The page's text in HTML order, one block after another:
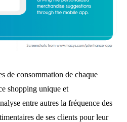
de consommation de chaque
shopping unique et
entre autres la fréquence des
de ses clients pour leur